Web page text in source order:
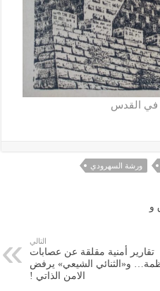
في القدس
ورشة السهرودي
و
التالي
تقارير أمنية مقلقة عن عصابات
و«الثنائي الشيعي» يرفض
الامن الذاتي !